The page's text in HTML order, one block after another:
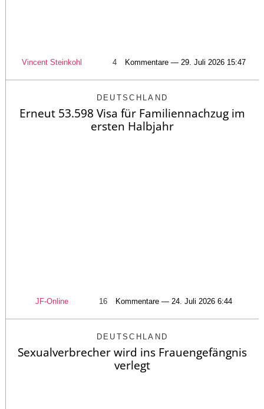
Vincent Steinkohl 4 Kommentare — 29. Juli 2026 15:47
DEUTSCHLAND
Erneut 53.598 Visa für Familiennachzug im
ersten Halbjahr
JF-Online 16 Kommentare — 24. Juli 2026 6:44
DEUTSCHLAND
Sexualverbrecher wird ins Frauengefängnis
verlegt